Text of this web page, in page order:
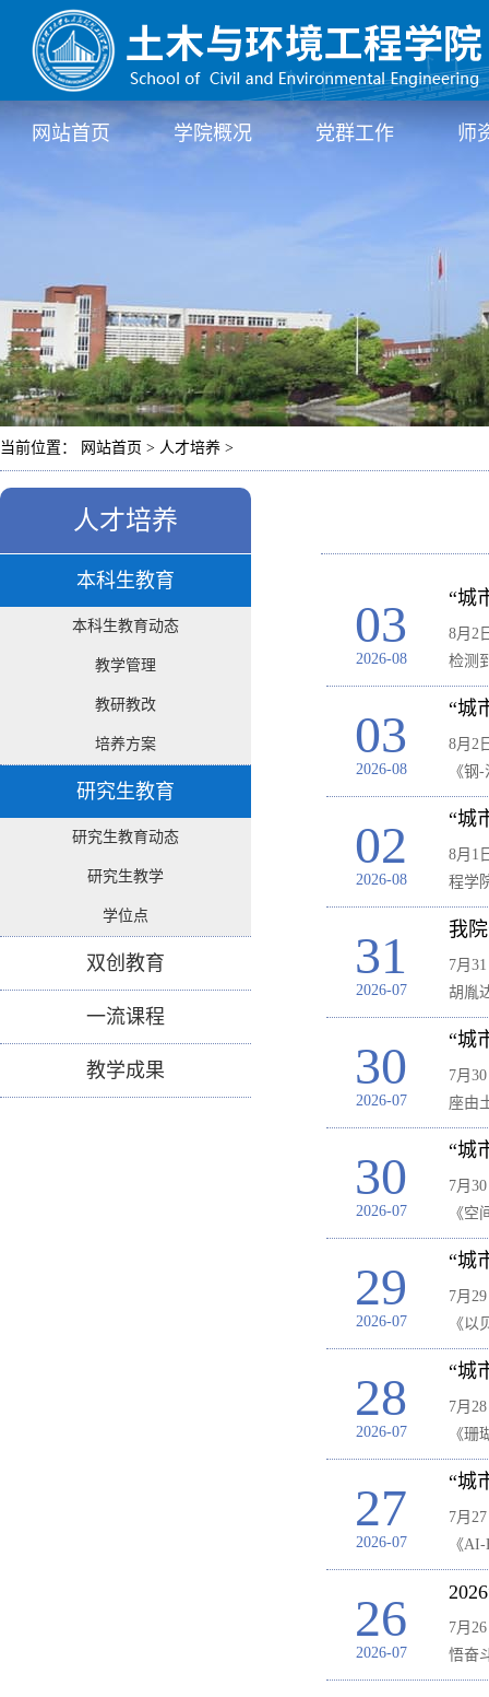
网站首页 学院概况 党群工作 师
当前位置： 网站首页 > 人才培养 >
人才培养
本科生教育
本科生教育动态
教学管理
教研教改
培养方案
研究生教育
研究生教育动态
研究生教学
学位点
双创教育
一流课程
教学成果
03
2026-08
“城
8月2
检测
03
2026-08
“城
8月2
《
02
2026-08
“城
8月1
程学
31
2026-07
我
7月
胡胤
30
2026-07
“城
7月
座由
30
2026-07
“城
7月
《
29
2026-07
“城
7月
《
28
2026-07
“城
7月
《
27
2026-07
“城
7月
《
26
2026-07
7月
悟奋